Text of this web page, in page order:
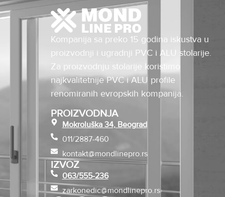
Kompanija sa preko 15 godina iskustva u
proizvodnji i ugradnji PVC i ALU stolarije.
Za proizvodnju stolarije koristimo
najkvalitetnije PVC i ALU profile
renomiranih evropskih kompanija.
PROIZVODNJA
Mokroluška 34, Beograd
011/2887-460
kontakt@mondlinepro.rs
IZVOZ
063/555-236
zarkonedic@mondlinepro.rs